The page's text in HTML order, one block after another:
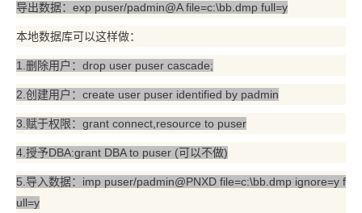
导出数据：exp puser/padmin@A file=c:\bb.dmp full=y
本地数据库可以这样做：
1.删除用户：drop user puser cascade;
2.创建用户：create user puser identified by padmin
3.赋于权限：grant connect,resource to puser
4.授予DBA:grant DBA to puser (可以不做)
5.导入数据：imp puser/padmin@PNXD file=c:\bb.dmp ignore=y f
ull=y